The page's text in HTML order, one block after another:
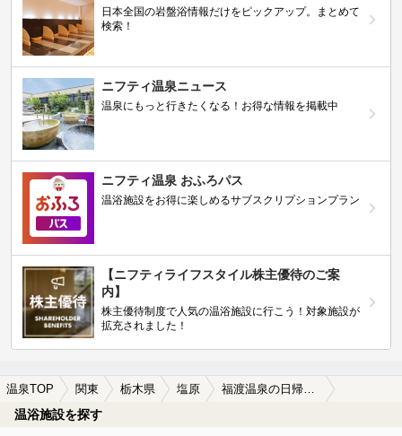
日本全国の岩盤浴情報だけをピックアップ。まとめて
検索！
ニフティ温泉ニュース
温泉にもっと行きたくなる！お得な情報を掲載中
ニフティ温泉 おふろパス
温浴施設をお得に楽しめるサブスクリプションプラン
【ニフティライフスタイル株主優待のご案
内】
株主優待制度で人気の温浴施設に行こう！対象施設が
拡充されました！
温泉TOP 関東 栃木県 塩原
温浴施設を探す